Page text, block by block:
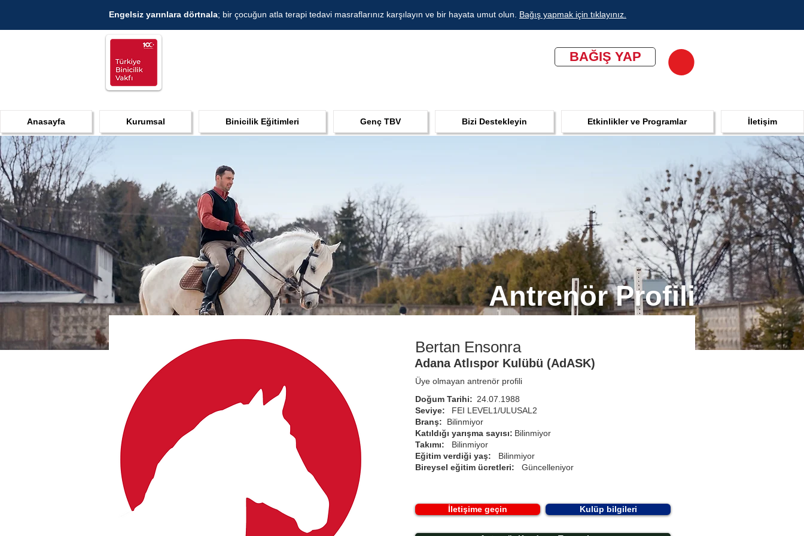
Engelsiz yarınlara dörtnala; bir çocuğun atla terapi tedavi masraflarınız karşılayın ve bir hayata umut olun. Bağış yapmak için tıklayınız.
BAĞIŞ YAP
Anasayfa Kurumsal Binicilik Eğitimleri Genç TBV Bizi Destekleyin Etkinlikler ve Programlar İletişim
Antrenör Profili
Bertan Ensonra
Adana Atlıspor Kulübü (AdASK)
Üye olmayan antrenör profili
Doğum Tarihi: 24.07.1988
Seviye:
FEI LEVEL1/ULUSAL2
Branş:
Bilinmiyor
Katıldığı yarışma sayısı: Bilinmiyor
Takımı:
Bilinmiyor
Eğitim verdiği yaş:
Bilinmiyor
Bireysel eğitim ücretleri:
Güncelleniyor
İletişime geçin Kulüp bilgileri